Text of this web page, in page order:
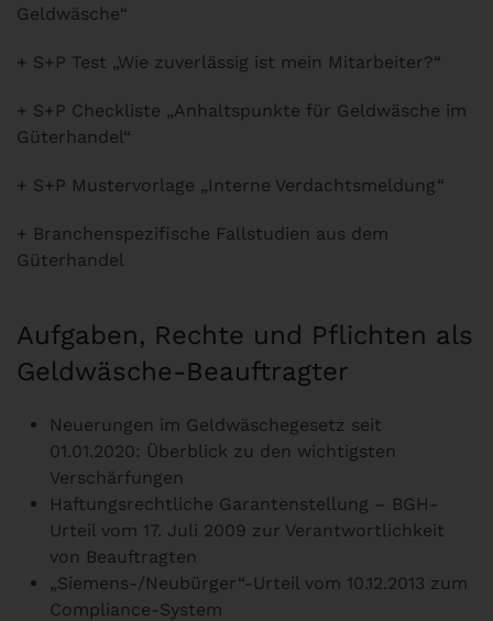
Geldwäsche“
+ S+P Test „Wie zuverlässig ist mein Mitarbeiter?“
+ S+P Checkliste „Anhaltspunkte für Geldwäsche im
Güterhandel“
+ S+P Mustervorlage „Interne Verdachtsmeldung“
+ Branchenspezifische Fallstudien aus dem
Güterhandel
Aufgaben, Rechte und Pflichten als
Geldwäsche-Beauftragter
Neuerungen im Geldwäschegesetz seit
01.01.2020: Überblick zu den wichtigsten
Verschärfungen
Haftungsrechtliche Garantenstellung – BGH-
Urteil vom 17. Juli 2009 zur Verantwortlichkeit
von Beauftragten
„Siemens-/Neubürger“-Urteil vom 10.12.2013 zum
Compliance-System